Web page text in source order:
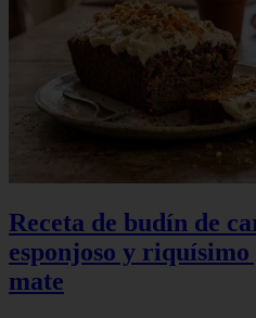
Receta de budín de
esponjoso y
mate